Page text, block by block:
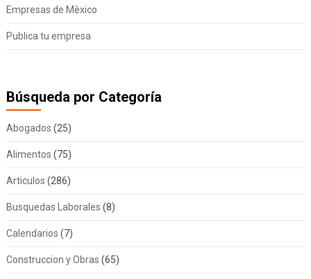
Empresas de Mèxico
Publica tu empresa
Búsqueda por Categoría
Abogados (25)
Alimentos (75)
Articulos (286)
Busquedas Laborales (8)
Calendarios (7)
Construccion y Obras (65)